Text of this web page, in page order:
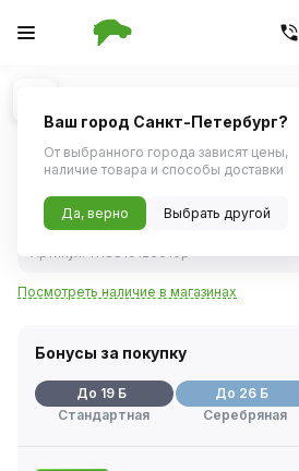
1/1
Патрубок отопителя ВАЗ-
(ПАО БРТ)
366 ₽
В наличии
Посмотреть наличие в магазинах
Бонусы за покупку
До 19 Б
Стандартная
До 26 Б
Серебряная
Ваш город Санкт-Петербург?
От выбранного города зависят цены,
наличие товара и способы доставки
Да, верно Выбрать другой